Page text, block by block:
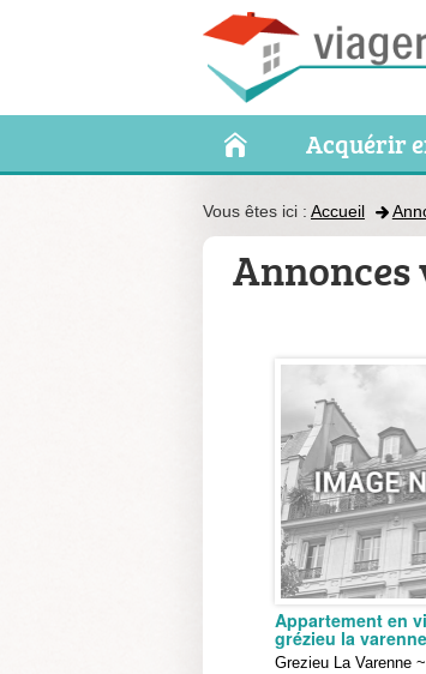
Acquérir
Vous êtes ici : Accueil
Appartement en
grézieu la
Grezieu La Varenne